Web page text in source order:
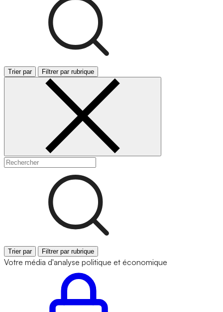
Trier par Filtrer par rubrique
Trier par Filtrer par rubrique
Votre média d'analyse politique et économique